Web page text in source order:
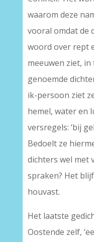
waarom deze
vooral omdat de
woord over rept
meeuwen ziet,
genoemde
ik-persoon ziet
hemel, water en
versregels: ‘bij
Bedoelt ze
dichters wel met
spraken? Het
houvast.
Het laatste
Oostende zelf,